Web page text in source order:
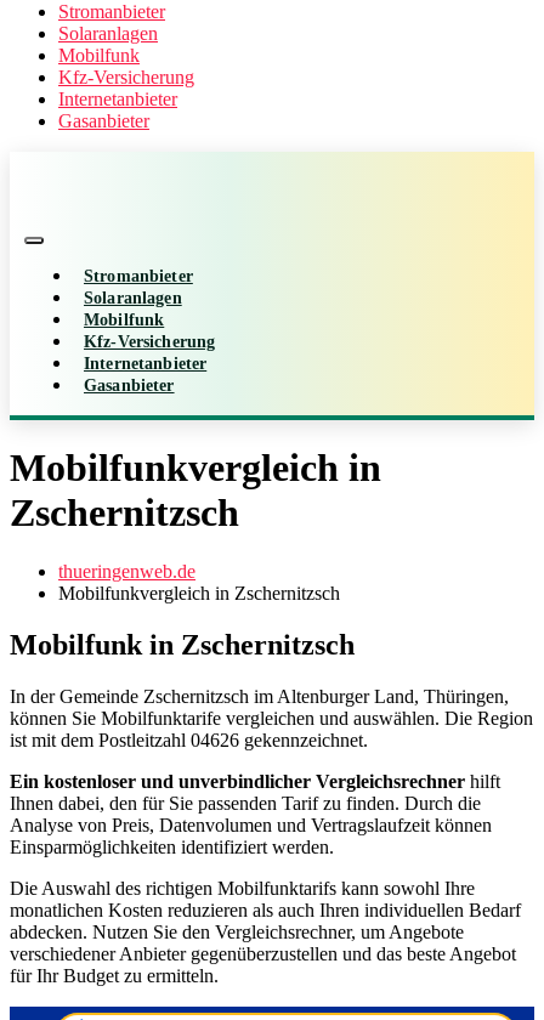
Stromanbieter
Solaranlagen
Mobilfunk
Kfz-Versicherung
Internetanbieter
Gasanbieter
Stromanbieter
Solaranlagen
Mobilfunk
Kfz-Versicherung
Internetanbieter
Gasanbieter
Mobilfunkvergleich in
Zschernitzsch
thueringenweb.de
Mobilfunkvergleich in Zschernitzsch
Mobilfunk in Zschernitzsch
In der Gemeinde Zschernitzsch im Altenburger Land, Thüringen,
können Sie Mobilfunktarife vergleichen und auswählen. Die Region
ist mit dem Postleitzahl 04626 gekennzeichnet.
Ein kostenloser und unverbindlicher Vergleichsrechner hilft
Ihnen dabei, den für Sie passenden Tarif zu finden. Durch die
Analyse von Preis, Datenvolumen und Vertragslaufzeit können
Einsparmöglichkeiten identifiziert werden.
Die Auswahl des richtigen Mobilfunktarifs kann sowohl Ihre
monatlichen Kosten reduzieren als auch Ihren individuellen Bedarf
abdecken. Nutzen Sie den Vergleichsrechner, um Angebote
verschiedener Anbieter gegenüberzustellen und das beste Angebot
für Ihr Budget zu ermitteln.